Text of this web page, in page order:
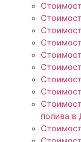
полива в